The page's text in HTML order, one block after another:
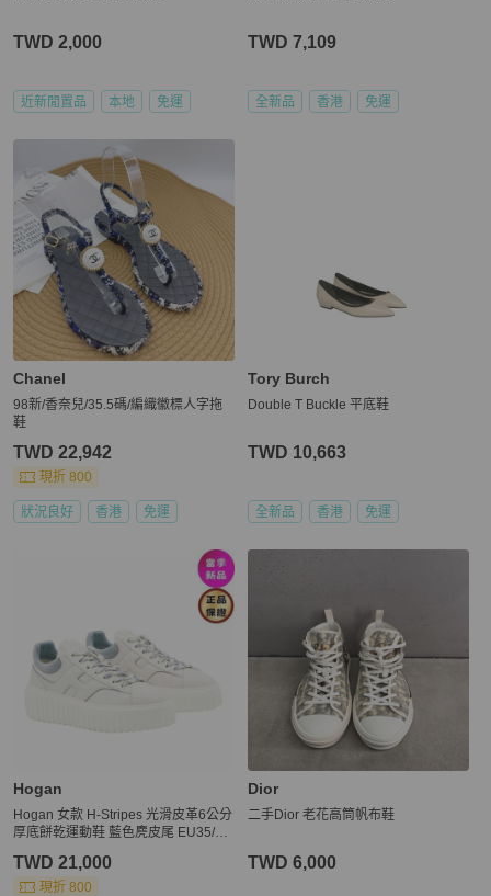
TWD 2,000
近新閒置品 本地 免運
TWD 7,109
全新品 香港 免運
Chanel
98新/香奈兒/35.5碼/編織徽標人字拖
鞋
TWD 22,942
現折 800
狀況良好 香港 免運
Tory Burch
Double T Buckle 平底鞋
TWD 10,663
全新品 香港 免運
Hogan
Hogan 女款 H-Stripes 光滑皮革6公分
厚底餅乾運動鞋 藍色麂皮尾 EU35/36/
TWD 21,000
現折 800
Dior
二手Dior 老花高筒帆布鞋
TWD 6,000